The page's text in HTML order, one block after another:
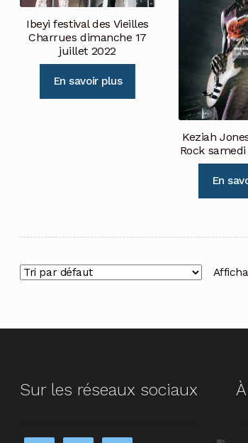
Ibeyi festival des Vieilles
Charrues dimanche 17
juillet 2022
En savoir plus
Keziah
Rock
En
Sur les réseaux sociaux